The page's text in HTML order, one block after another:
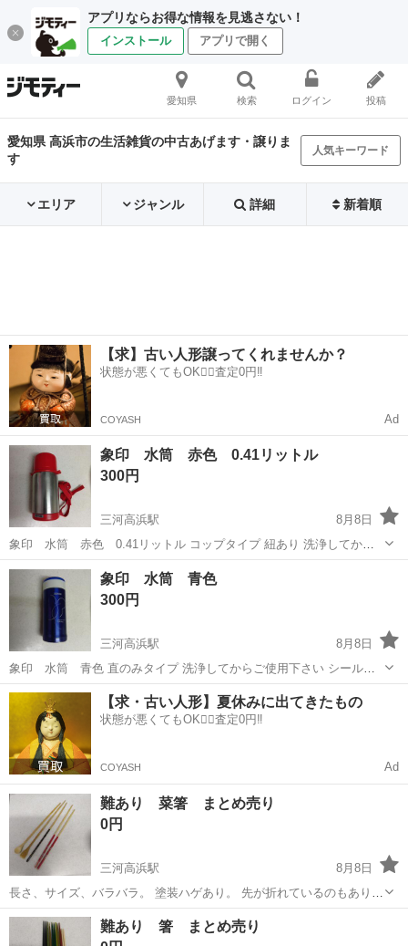
アプリならお得な情報を見逃さない！
インストール アプリで開く
愛知県 検索 ログイン 投稿
愛知県 高浜市の生活雑貨の中古あげます・譲りま
す
人気キーワード
エリア ジャンル 詳細 新着順
【求】古い人形譲ってくれませんか？
状態が悪くてもOK🙆‍♀️査定0円‼️
COYASH Ad
象印 水筒 赤色 0.41リットル
300円
三河高浜駅
8月8日
象印 水筒 赤色 0.41リットル コップタイプ 紐あり 洗浄してか
ら、ご使用下さい。 長期自宅保管 使用感あり 返品クレームなしでお
願いします #水筒 #象印
愛知 高浜市 三河高浜駅 家庭用品
象印 水筒 青色
300円
三河高浜駅
8月8日
象印 水筒 青色 直のみタイプ 洗浄してからご使用下さい シール剥
がれあり 使用感あり 長期自宅保管 返品クレームなしでお願いしま
す #象印 #水筒
愛知 高浜市 三河高浜駅 家庭用品
【求・古い人形】夏休みに出てきたもの
状態が悪くてもOK🙆‍♀️査定0円‼️
COYASH Ad
難あり 菜箸 まとめ売り
0円
三河高浜駅
8月8日
長さ、サイズ、バラバラ。 塗装ハゲあり。 先が折れているのもあり。
返品クレームなしでお願いします。 #菜箸 #まとめ売り
愛知 高浜市 三河高浜駅 食器
難あり 箸 まとめ売り